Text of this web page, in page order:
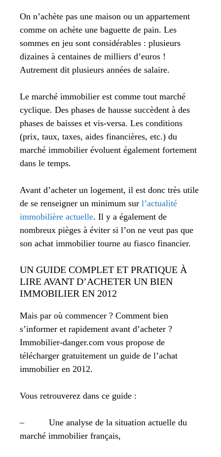
On n’achète pas une maison ou un appartement
comme on achète une baguette de pain. Les
sommes en jeu sont considérables : plusieurs
dizaines à centaines de milliers d’euros !
Autrement dit plusieurs années de salaire.
Le marché immobilier est comme tout marché
cyclique. Des phases de hausse succèdent à des
phases de baisses et vis-versa. Les conditions
(prix, taux, taxes, aides financières, etc.) du
marché immobilier évoluent également fortement
dans le temps.
Avant d’acheter un logement, il est donc très utile
de se renseigner un minimum sur l’actualité
immobilière actuelle. Il y a également de
nombreux pièges à éviter si l’on ne veut pas que
son achat immobilier tourne au fiasco financier.
UN GUIDE COMPLET ET PRATIQUE À
LIRE AVANT D’ACHETER UN BIEN
IMMOBILIER EN 2012
Mais par où commencer ? Comment bien
s’informer et rapidement avant d’acheter ?
Immobilier-danger.com vous propose de
télécharger gratuitement un guide de l’achat
immobilier en 2012.
Vous retrouverez dans ce guide :
– Une analyse de la situation actuelle du
marché immobilier français,